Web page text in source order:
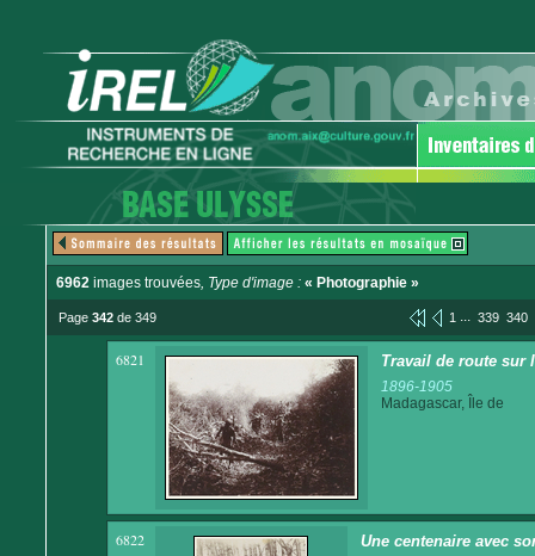
6962 images trouvées, Type d'image : « Photographie »
Page 342 de 349 1 ... 339 340
6821 Travail de route sur
1896-1905
Madagascar, Île de
6822 Une centenaire avec